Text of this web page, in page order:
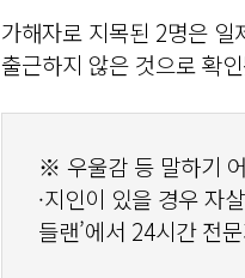
가해자로 지목된 2명은 일
출근하지 않은 것으로 확
※ 우울감 등 말하기
·지인이 있을 경우 자
들랜’에서 24시간 전